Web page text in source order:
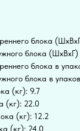
блока
блока
блока в
блока в
(кг): 9.7
(кг): 22.0
(кг): 12.2
(кг): 24.0